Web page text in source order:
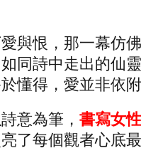
與恨，那一幕仿
同詩中走出的仙
懂得，愛並非依
意為筆，書寫女
了每個觀者心底最